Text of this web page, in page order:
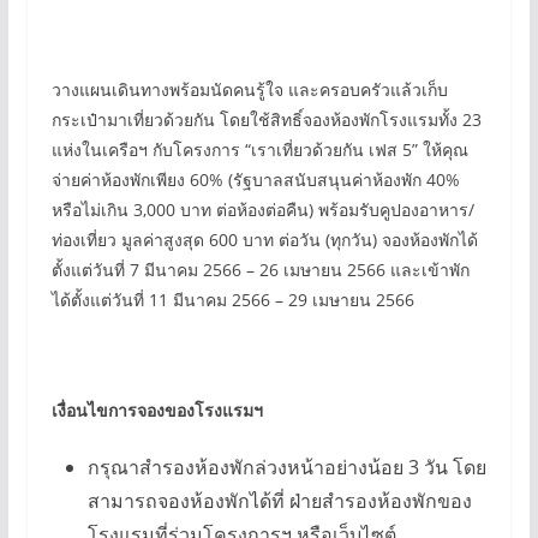
วางแผนเดินทางพร้อมนัดคนรู้ใจ และครอบครัวแล้วเก็บ
กระเป๋ามาเที่ยวด้วยกัน โดยใช้สิทธิ์จองห้องพักโรงแรมทั้ง 23
แห่งในเครือฯ กับโครงการ “เราเที่ยวด้วยกัน เฟส 5” ให้คุณ
จ่ายค่าห้องพักเพียง 60% (รัฐบาลสนับสนุนค่าห้องพัก 40%
หรือไม่เกิน 3,000 บาท ต่อห้องต่อคืน) พร้อมรับคูปองอาหาร/
ท่องเที่ยว มูลค่าสูงสุด 600 บาท ต่อวัน (ทุกวัน) จองห้องพักได้
ตั้งแต่วันที่ 7 มีนาคม 2566 – 26 เมษายน 2566 และเข้าพัก
ได้ตั้งแต่วันที่ 11 มีนาคม 2566 – 29 เมษายน 2566
เงื่อนไขการจองของโรงแรมฯ
กรุณาสำรองห้องพักล่วงหน้าอย่างน้อย 3 วัน โดย
สามารถจองห้องพักได้ที่ ฝ่ายสำรองห้องพักของ